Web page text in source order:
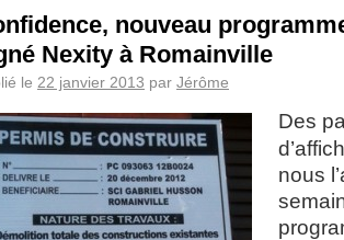
nouveau
Nexity à Romainville
le 22 janvier 2013 par Jérôme
Des
nous